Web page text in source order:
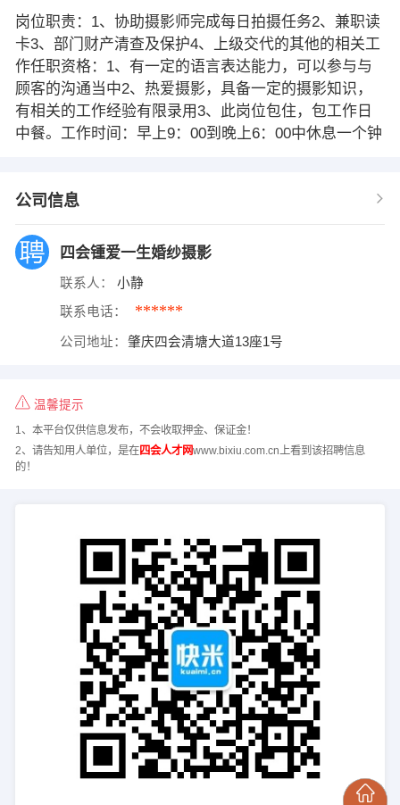
岗位职责：1、协助摄影师完成每日拍摄任务2、兼职读
卡3、部门财产清查及保护4、上级交代的其他的相关工
作任职资格：1、有一定的语言表达能力，可以参与与
顾客的沟通当中2、热爱摄影，具备一定的摄影知识，
有相关的工作经验有限录用3、此岗位包住，包工作日
中餐。工作时间：早上9：00到晚上6：00中休息一个钟
公司信息
四会锺爱一生婚纱摄影
联系人： 小静
联系电话： ******
公司地址： 肇庆四会清塘大道13座1号
温馨提示
1、本平台仅供信息发布，不会收取押金、保证金！
2、请告知用人单位，是在四会人才网www.bixiu.com.cn上看到该招聘信息
的！